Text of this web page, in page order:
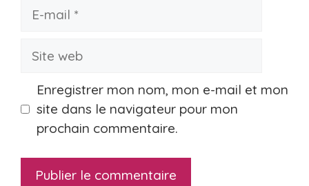
Site
Enregistrer mon nom, mon e-mail et mon
site dans le navigateur pour mon
prochain commentaire.